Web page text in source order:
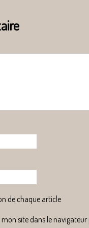
de chaque article
site dans le